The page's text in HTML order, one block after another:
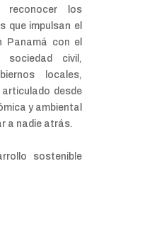
los
que impulsan el
Panamá con el
sociedad civil,
locales,
desde
y ambiental
a nadie atrás.
sostenible